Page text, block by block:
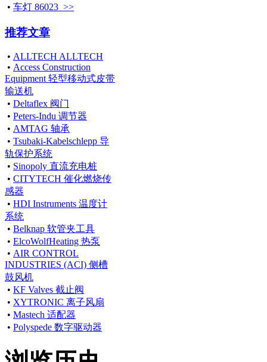
• 车灯 86023 >>
推荐文章
• ALLTECH ALLTECH
• Access Construction
Equipment 轻型移动式皮带
输送机
• Deltaflex 阀门
• Peters-Indu 调节器
• AMTAG 轴承
• Tsubaki-Kabelschlepp 导
轨保护系统
• Sinopoly 直流充电桩
• CITYTECH 催化燃烧传
感器
• HDI Instruments 温度计
系统
• Belknap 软管夹工具
• ElcoWolfHeating 热泵
• AIR CONTROL
INDUSTRIES (ACI) 侧槽
鼓风机
• KF Valves 截止阀
• XYTRONIC 离子风扇
• Mastech 适配器
• Polyspede 数字驱动器